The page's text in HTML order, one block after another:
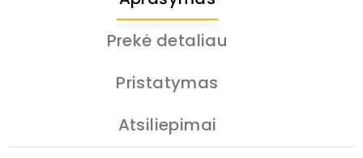
Prekė detaliau
Pristatymas
Atsiliepimai